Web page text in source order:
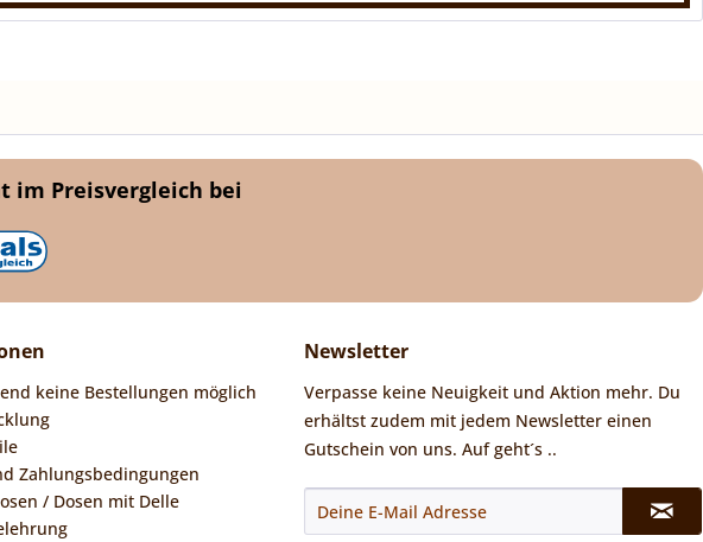
im Preisvergleich bei
keine Bestellungen möglich
Zahlungsbedingungen
/ Dosen mit Delle
Newsletter
Verpasse keine Neuigkeit und Aktion mehr. Du
erhältst zudem mit jedem Newsletter einen
Gutschein von uns. Auf geht´s ..